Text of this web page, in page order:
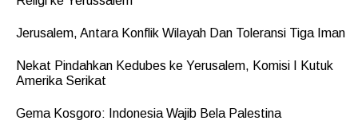
Jerusalem, Antara Konflik Wilayah Dan Toleransi Tiga Iman
Nekat Pindahkan Kedubes ke Yerusalem, Komisi I Kutuk
Amerika Serikat
Gema Kosgoro: Indonesia Wajib Bela Palestina